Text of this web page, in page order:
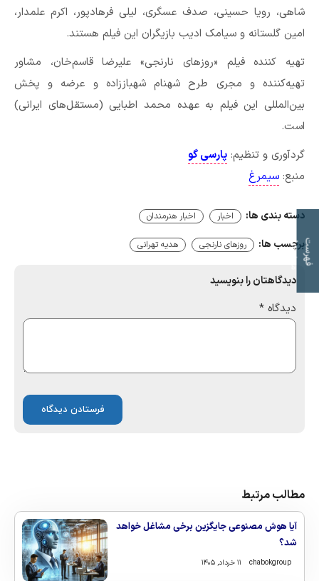
شاهی، رویا حسینی، صدف عسگری، لیلی فرهادپور، اکرم علمدار،
امین گلستانه و سیامک ادیب بازیگران این فیلم هستند.
تهیه کننده فیلم «روزهای نارنجی» علیرضا قاسم‌خان، مشاور
تهیه‌کننده و مجری طرح شهنام شهباززاده و عرضه و پخش
بین‌المللی این فیلم به عهده محمد اطبایی (مستقل‌های ایرانی)
است.
گردآوری و تنظیم: پارسی گو
منبع: سیمرغ
ف
ه
ر
س
ت
م
و
ض
و
ع
ات
دسته بندی ها: اخبار اخبار هنرمندان
برچسب ها: روزهای نارنجی هدیه تهرانی
دیدگاهتان را بنویسید
دیدگاه *
مطالب مرتبط
آیا هوش مصنوعی جایگزین برخی مشاغل خواهد
شد؟
chabokgroup ۱۱ خرداد, ۱۴۰۵